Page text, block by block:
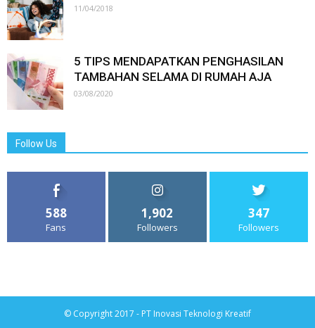
11/04/2018
5 TIPS MENDAPATKAN PENGHASILAN
TAMBAHAN SELAMA DI RUMAH AJA
03/08/2020
Follow Us
588
Fans
1,902
Followers
347
Followers
© Copyright 2017 - PT Inovasi Teknologi Kreatif